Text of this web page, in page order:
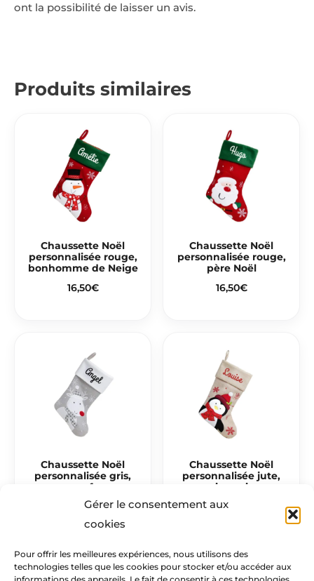
Gérer le consentement aux
cookies
Pour offrir les meilleures expériences, nous utilisons des
technologies telles que les cookies pour stocker et/ou accéder aux
ont la possibilité de laisser un avis.
Produits similaires
Chaussette Noël
personnalisée rouge,
bonhomme de Neige
16,50€
Chaussette Noël
personnalisée rouge,
père Noël
16,50€
Chaussette Noël
personnalisée gris,
cerf
16,50€
Chaussette Noël
personnalisée jute,
pingouin
16,50
Mentions légales​